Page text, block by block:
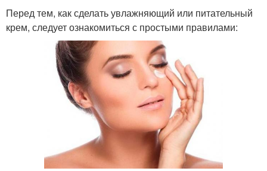
Перед тем, как сделать увлажняющий или питательный
крем, следует ознакомиться с простыми правилами: